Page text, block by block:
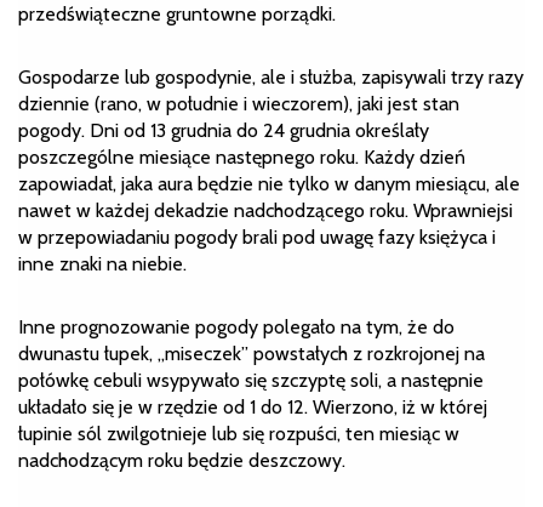
przedświąteczne gruntowne porządki.
Gospodarze lub gospodynie, ale i służba, zapisywali trzy razy
dziennie (rano, w południe i wieczorem), jaki jest stan
pogody. Dni od 13 grudnia do 24 grudnia określały
poszczególne miesiące następnego roku. Każdy dzień
zapowiadał, jaka aura będzie nie tylko w danym miesiącu, ale
nawet w każdej dekadzie nadchodzącego roku. Wprawniejsi
w przepowiadaniu pogody brali pod uwagę fazy księżyca i
inne znaki na niebie.
Inne prognozowanie pogody polegało na tym, że do
dwunastu łupek, „miseczek” powstałych z rozkrojonej na
połówkę cebuli wsypywało się szczyptę soli, a następnie
układało się je w rzędzie od 1 do 12. Wierzono, iż w której
łupinie sól zwilgotnieje lub się rozpuści, ten miesiąc w
nadchodzącym roku będzie deszczowy.